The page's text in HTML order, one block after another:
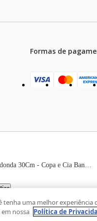
Formas de
Preços e condições de
são meramente
nº 1650, sobreloja,
tenha uma melhor experiência
nossa Política de